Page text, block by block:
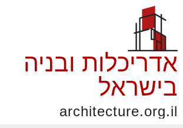
אדריכלות ובניה
בישראל
architecture.org.il